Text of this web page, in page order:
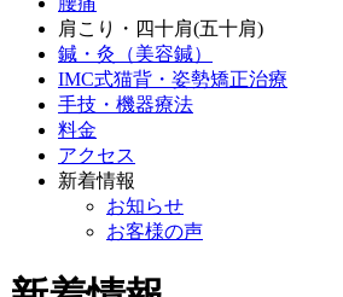
肩こり・四十肩(五十肩)
鍼・灸（美容鍼）
IMC式猫背・姿勢矯正治療
手技・機器療法
料金
アクセス
新着情報
お知らせ
お客様の声